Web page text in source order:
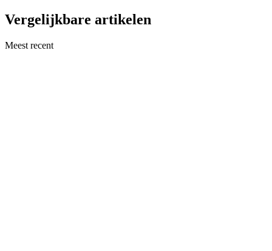
Vergelijkbare artikelen
Meest recent